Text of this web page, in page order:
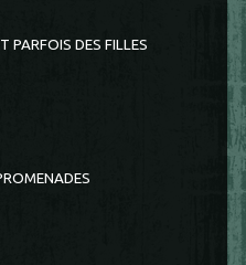
PARFOIS DES FILLES